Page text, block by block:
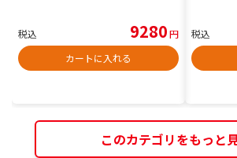
税込 9280円
カートに入れる
税込
このカテゴリをもっと